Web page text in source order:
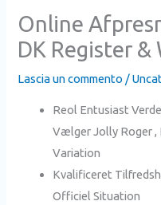
Online
DK Register
Lascia un commento /
Reol Entusiast
Vælger Jolly Roger ,
Variation
Kvalificeret
Officiel Situation